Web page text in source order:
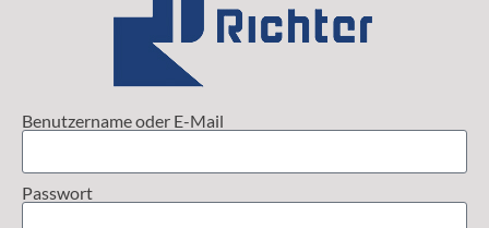
Benutzername oder E-Mail
Passwort